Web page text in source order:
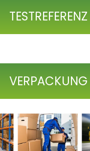
TESTREFERENZ
VERPACKUNG